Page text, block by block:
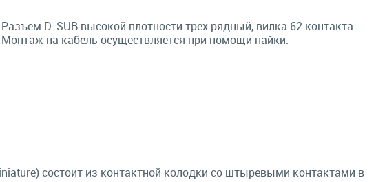
Разъём D-SUB высокой плотности трёх рядный, вилка 62 контакта.
Монтаж на кабель осуществляется при помощи пайки.
состоит из контактной колодки со штыревыми контактами в